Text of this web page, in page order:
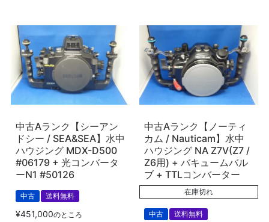
中古Aランク【シーアン
ドシー / SEA&SEA】水中
ハウジング MDX-D500
#06179 + 光コンバータ
ーN1 #50126
中古 送料無料
¥451,000のところ
中古Aランク【ノーティ
カム / Nauticam】水中
ハウジング NA Z7V(Z7 /
Z6用) + バキュームバル
ブ + TTLコンバーター
在庫切れ
中古 送料無料